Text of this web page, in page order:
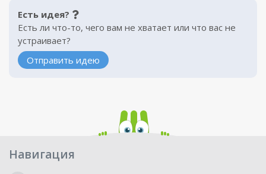
Есть идея?
Есть ли что-то, чего вам не хватает или что вас не
устраивает?
Отправить идею
Навигация